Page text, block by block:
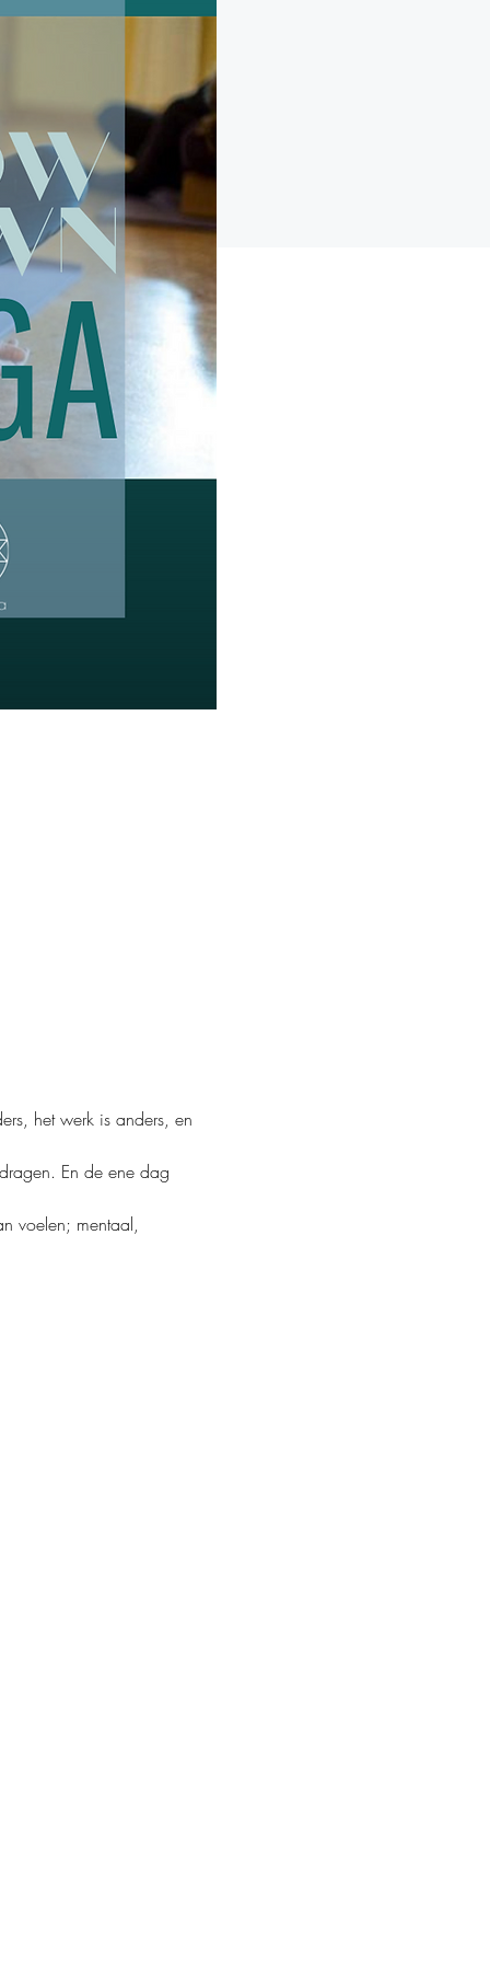
het werk is anders, en
En de ene dag
voelen; mentaal,